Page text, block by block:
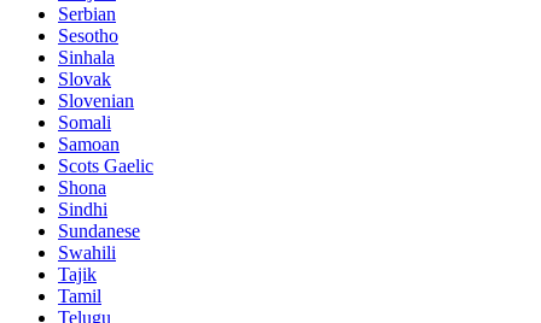
Serbian
Sesotho
Sinhala
Slovak
Slovenian
Somali
Samoan
Scots Gaelic
Shona
Sindhi
Sundanese
Swahili
Tajik
Tamil
Telugu